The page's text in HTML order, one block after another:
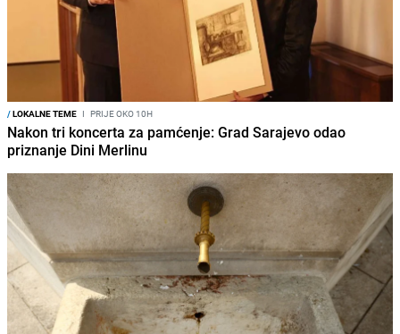
/LOKALNE TEME I PRIJE OKO 10H
Nakon tri koncerta za pamćenje: Grad Sarajevo odao
priznanje Dini Merlinu